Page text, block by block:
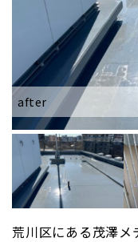
after
荒川区にある茂澤